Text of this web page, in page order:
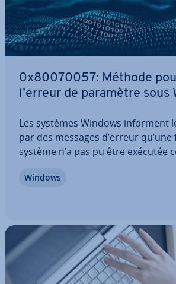
0x80070057: Méthode
l’erreur de paramètre sous
Les systèmes Windows informent
par des messages d’erreur
système n’a pas pu être exécutée
messages ne com­pren­nent que
Windows